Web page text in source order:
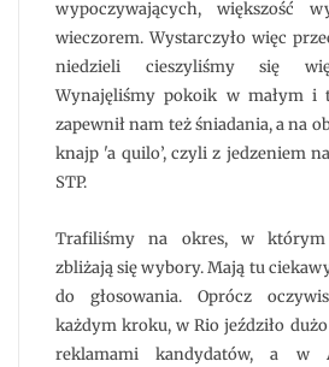
wypoczywających, większość
wieczorem. Wystarczyło więc
niedzieli cieszyliśmy się
Wynajęliśmy pokoik w małym i
zapewnił nam też śniadania, a na
knajp 'a quilo’, czyli z jedzeniem
STP.
Trafiliśmy na okres, w
zbliżają się wybory. Mają tu
do głosowania. Oprócz
każdym kroku, w Rio jeździło
reklamami kandydatów, a w